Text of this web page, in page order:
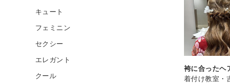
袴に合ったヘ
着付け教室・
キュート
フェミニン
セクシー
エレガント
クール